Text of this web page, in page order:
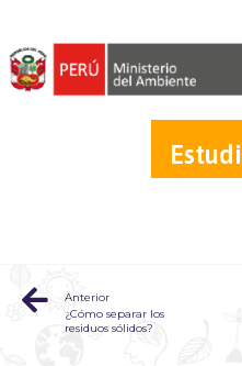
Anterior
¿Cómo separar los
residuos sólidos?